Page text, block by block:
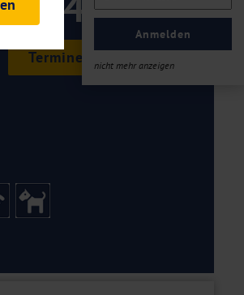
Anmelden
nicht mehr anzeigen
Termine & Preise